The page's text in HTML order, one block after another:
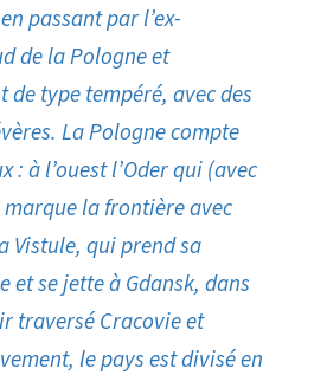
passant par l’ex-
de la Pologne et
de type tempéré, avec des
La Pologne compte
: à l’ouest l’Oder qui (avec
la frontière avec
Vistule, qui prend sa
et se jette à Gdansk, dans
traversé Cracovie et
le pays est divisé en